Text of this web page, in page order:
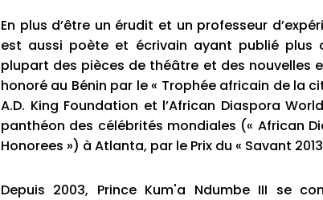
En plus d’être un érudit et un professeur
est aussi poète et écrivain ayant publié
plupart des pièces de théâtre et des nouvelles
honoré au Bénin par le « Trophée africain de la
A.D. King Foundation et l’African Diaspora
panthéon des célébrités mondiales (« African
Honorees ») à Atlanta, par le Prix du « Savant
Depuis 2003, Prince Kum'a Ndumbe III se